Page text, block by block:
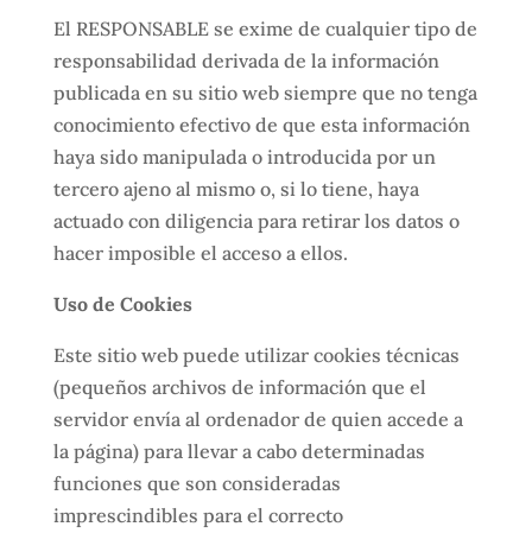
El RESPONSABLE se exime de cualquier tipo de
responsabilidad derivada de la información
publicada en su sitio web siempre que no tenga
conocimiento efectivo de que esta información
haya sido manipulada o introducida por un
tercero ajeno al mismo o, si lo tiene, haya
actuado con diligencia para retirar los datos o
hacer imposible el acceso a ellos.
Uso de Cookies
Este sitio web puede utilizar cookies técnicas
(pequeños archivos de información que el
servidor envía al ordenador de quien accede a
la página) para llevar a cabo determinadas
funciones que son consideradas
imprescindibles para el correcto